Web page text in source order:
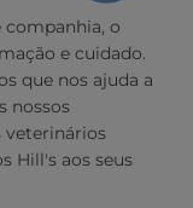
companhia, o
e cuidado.
que nos ajuda a
nossos
veterinários
Hill's aos seus